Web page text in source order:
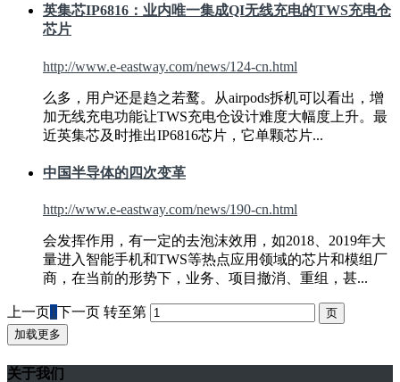
英集芯IP6816：业内唯一集成QI无线充电的TWS充电仓
芯片
http://www.e-eastway.com/news/124-cn.html
么多，用户还是趋之若鹜。从airpods拆机可以看出，增
加无线充电功能让TWS充电仓设计难度大幅度上升。最
近英集芯及时推出IP6816芯片，它单颗芯片...
中国半导体的四次变革
http://www.e-eastway.com/news/190-cn.html
会发挥作用，有一定的去泡沫效用，如2018、2019年大
量进入智能手机和TWS等热点应用领域的芯片和模组厂
商，在当前的形势下，业务、项目撤消、重组，甚...
上一页1下一页 转至第
加载更多
关于我们